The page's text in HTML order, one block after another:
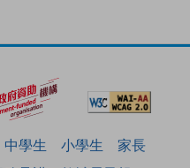
中學生 小學生
家長